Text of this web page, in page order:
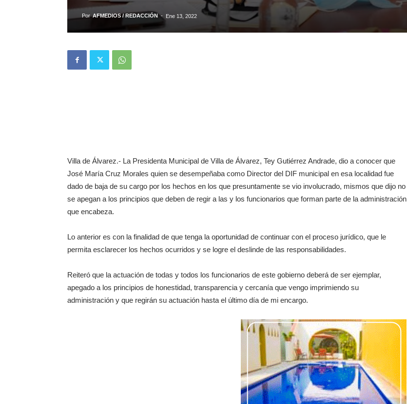
Por AFMEDIOS / REDACCIÓN - Ene 13, 2022
Villa de Álvarez.- La Presidenta Municipal de Villa de Álvarez, Tey Gutiérrez Andrade, dio a conocer que
José María Cruz Morales quien se desempeñaba como Director del DIF municipal en esa localidad fue
dado de baja de su cargo por los hechos en los que presuntamente se vio involucrado, mismos que dijo no
se apegan a los principios que deben de regir a las y los funcionarios que forman parte de la administración
que encabeza.
Lo anterior es con la finalidad de que tenga la oportunidad de continuar con el proceso jurídico, que le
permita esclarecer los hechos ocurridos y se logre el deslinde de las responsabilidades.
Reiteró que la actuación de todas y todos los funcionarios de este gobierno deberá de ser ejemplar,
apegado a los principios de honestidad, transparencia y cercanía que vengo imprimiendo su
administración y que regirán su actuación hasta el último día de mi encargo.